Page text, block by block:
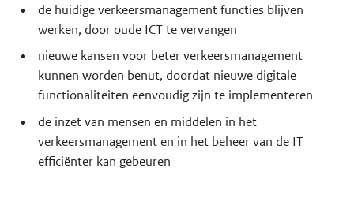
de huidige verkeersmanagement functies blijven
werken, door oude ICT te vervangen
nieuwe kansen voor beter verkeersmanagement
kunnen worden benut, doordat nieuwe digitale
functionaliteiten eenvoudig zijn te implementeren
de inzet van mensen en middelen in het
verkeersmanagement en in het beheer van de IT
efficiënter kan gebeuren